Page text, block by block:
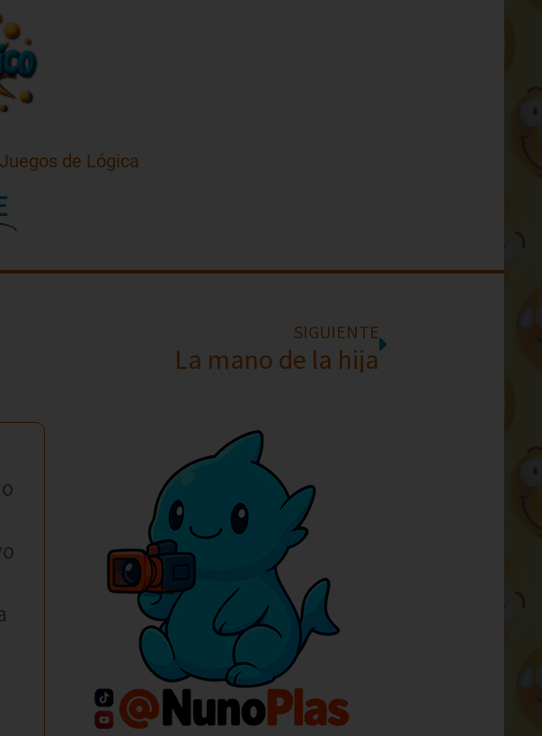
Juegos de Lógica
SIGUIENTE
La mano de la hija